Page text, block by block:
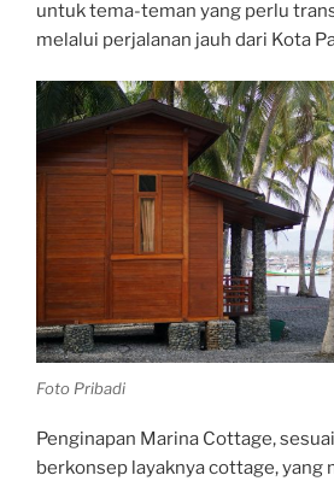
untuk tema-teman yang perlu
melalui perjalanan jauh dari Kota
Foto Pribadi
Penginapan Marina Cottage,
berkonsep layaknya cottage, yang